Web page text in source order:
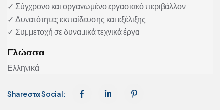
✓ Σύγχρονο και οργανωμένο εργασιακό περιβάλλον
✓ Δυνατότητες εκπαίδευσης και εξέλιξης
✓ Συμμετοχή σε δυναμικά τεχνικά έργα
Γλώσσα
Ελληνικά
Share στα Social: